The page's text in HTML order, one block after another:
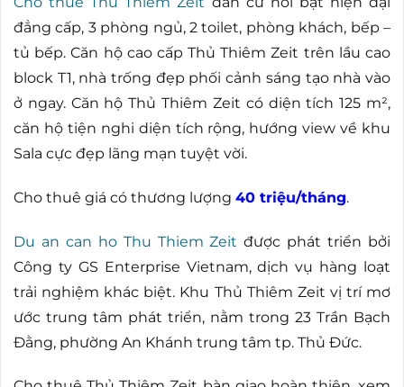
đẳng cấp, 3 phòng ngủ, 2 toilet, phòng khách, bếp –
tủ bếp. Căn hộ cao cấp Thủ Thiêm Zeit trên lầu cao
block T1, nhà trống đẹp phối cảnh sáng tạo nhà vào
ở ngay. Căn hộ Thủ Thiêm Zeit có diện tích 125 m²,
căn hộ tiện nghi diện tích rộng, hướng view về khu
Sala cực đẹp lãng mạn tuyệt vời.
Cho thuê giá có thương lượng 40 triệu/tháng.
Du an can ho Thu Thiem Zeit được phát triển bởi
Công ty GS Enterprise Vietnam, dịch vụ hàng loạt
trải nghiệm khác biệt. Khu Thủ Thiêm Zeit vị trí mơ
ước trung tâm phát triển, nằm trong 23 Trần Bạch
Đằng, phường An Khánh trung tâm tp. Thủ Đức.